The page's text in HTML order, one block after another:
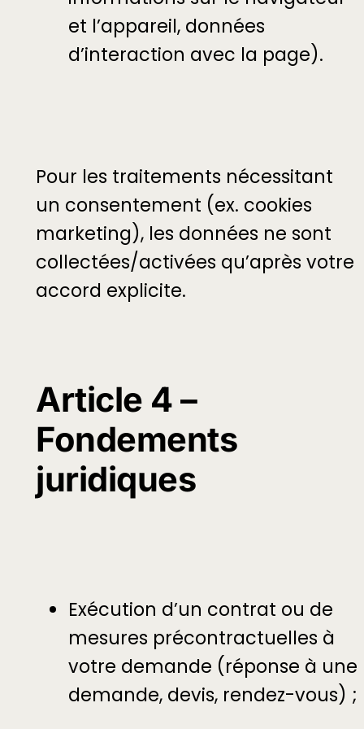
et l’appareil, données
d’interaction avec la page).
Pour les traitements nécessitant
un consentement (ex. cookies
marketing), les données ne sont
collectées/activées qu’après votre
accord explicite.
Article 4 –
Fondements
juridiques
Exécution d’un contrat ou de
mesures précontractuelles à
votre demande (réponse à une
demande, devis, rendez-vous) ;